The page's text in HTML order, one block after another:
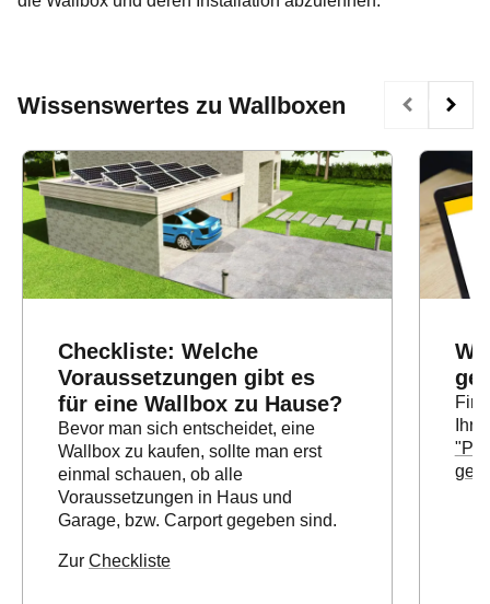
Wissenswertes zu Wallboxen
Checkliste: Welche
Voraussetzungen gibt es
für eine Wallbox zu Hause?
Bevor man sich entscheidet, eine
Wallbox zu kaufen, sollte man erst
einmal schauen, ob alle
Voraussetzungen in Haus und
Garage, bzw. Carport gegeben sind.
Zur Checkliste